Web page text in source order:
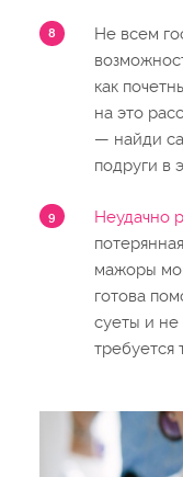
Не всем
как
на это
— найди
подруги в
Неудачно
мажоры
готова
суеты и не
требуется